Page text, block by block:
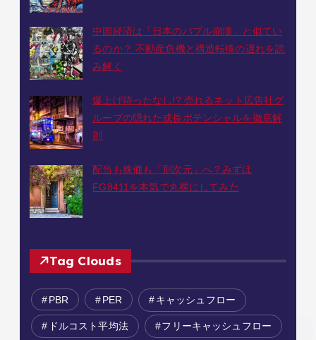
中国経済は「日本のバブル崩壊」と似てい
るのか？ 不動産危機と構造転換の遅れを読
み解く
爆上げ待ったなし!? 売れるネット広告社グ
ループの隠れた成長ポテンシャルを徹底解
剖
配当も株価も「別次元」へ？みずほ
FG8411を本気で丸裸にしてみた
Tag Clouds
PBR PER キャッシュフロー
ドルコスト平均法 フリーキャッシュフロー